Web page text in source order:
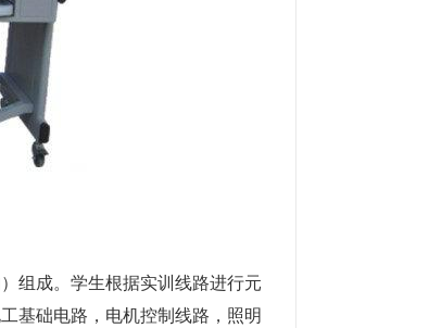
组成。学生根据实训线路进行元
基础电路，电机控制线路，照明